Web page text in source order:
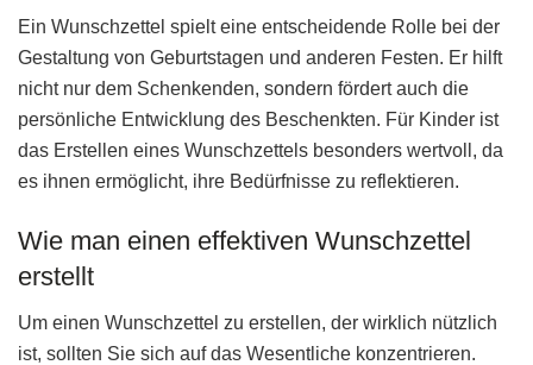
Ein Wunschzettel spielt eine entscheidende Rolle bei der
Gestaltung von Geburtstagen und anderen Festen. Er hilft
nicht nur dem Schenkenden, sondern fördert auch die
persönliche Entwicklung des Beschenkten. Für Kinder ist
das Erstellen eines Wunschzettels besonders wertvoll, da
es ihnen ermöglicht, ihre Bedürfnisse zu reflektieren.
Wie man einen effektiven Wunschzettel
erstellt
Um einen Wunschzettel zu erstellen, der wirklich nützlich
ist, sollten Sie sich auf das Wesentliche konzentrieren.